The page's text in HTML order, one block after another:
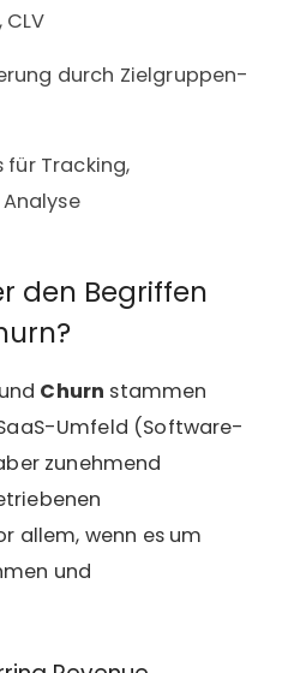
, CLV
durch Zielgruppen-
für Tracking,
den Begriffen
und Churn stammen
Umfeld (Software-
zunehmend
allem, wenn es um
und